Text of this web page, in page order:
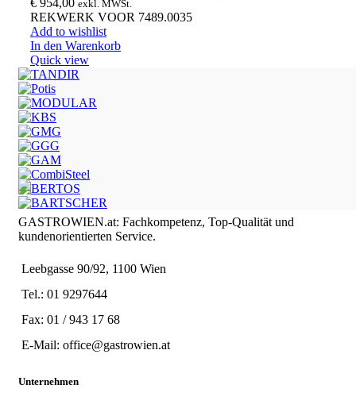
exkl. MWSt.
REKWERK VOOR 7489.0035
Add to wishlist
In den Warenkorb
Quick view
GASTROWIEN.at: Fachkompetenz, Top-Qualität und
kundenorientierten Service.
Leebgasse 90/92, 1100 Wien
Tel.: 01 9297644
Fax: 01 / 943 17 68
E-Mail: office@gastrowien.at
Unternehmen